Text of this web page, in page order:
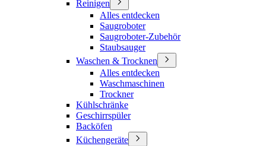
Reinigen
Alles entdecken
Saugroboter
Saugroboter-Zubehör
Staubsauger
Waschen & Trocknen
Alles entdecken
Waschmaschinen
Trockner
Kühlschränke
Geschirrspüler
Backöfen
Küchengeräte